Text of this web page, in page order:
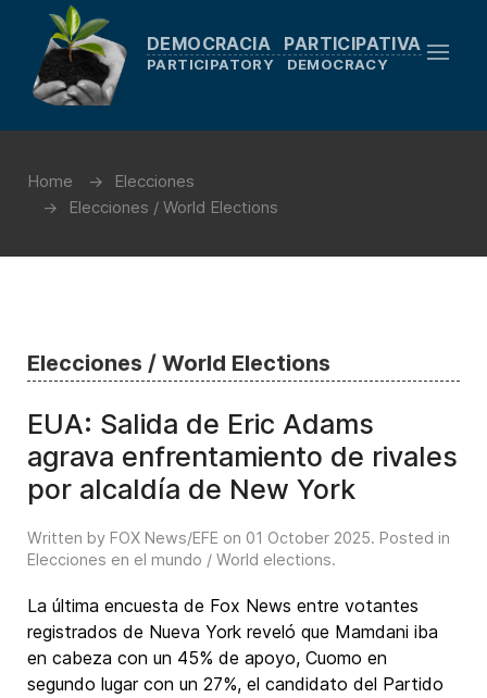
DEMOCRACIA PARTICIPATIVA
PARTICIPATORY DEMOCRACY
Home
Elecciones
Elecciones / World Elections
Elecciones / World Elections
EUA: Salida de Eric Adams
agrava enfrentamiento de rivales
por alcaldía de New York
Written by FOX News/EFE on 01 October 2025. Posted in
Elecciones en el mundo / World elections.
La última encuesta de Fox News entre votantes
registrados de Nueva York reveló que Mamdani iba
en cabeza con un 45% de apoyo, Cuomo en
segundo lugar con un 27%, el candidato del Partido